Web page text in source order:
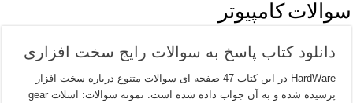
سوالات کامپیوتر
دانلود کتاب پاسخ به سوالات رایج سخت افزاری
HardWare در این کتاب 47 صفحه ای سوالات متنوع درباره سخت افزار
پرسیده شده و به آن جواب داده شده است. نمونه سوالات: اسلات gear